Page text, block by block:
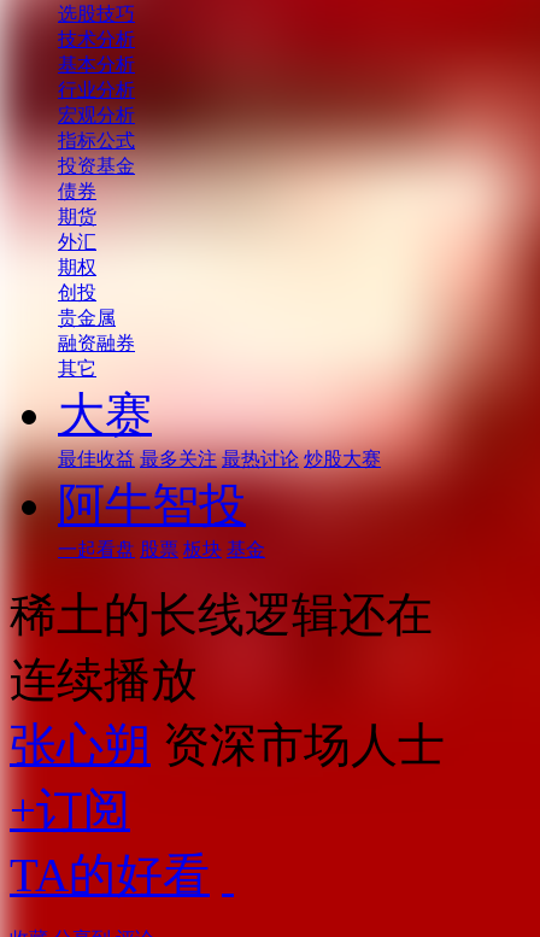
选股技巧
技术分析
基本分析
行业分析
宏观分析
指标公式
投资基金
债券
期货
外汇
期权
创投
贵金属
融资融券
其它
大赛
最佳收益 最多关注 最热讨论 炒股大赛
阿牛智投
一起看盘 股票 板块 基金
稀土的长线逻辑还在
连续播放
张心朔 资深市场人士
+订阅
TA的好看